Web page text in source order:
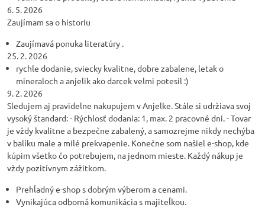
6. 5. 2026
Zaujímam sa o historiu
Zaujímavá ponuka literatúry .
25. 2. 2026
rychle dodanie, sviecky kvalitne, dobre zabalene, letak o
mineraloch a anjelik ako darcek velmi potesil :)
9. 2. 2026
Sledujem aj pravidelne nakupujem v Anjelke. Stále si udržiava svoj
vysoký štandard: - Rýchlosť dodania: 1, max. 2 pracovné dni. - Tovar
je vždy kvalitne a bezpečne zabalený, a samozrejme nikdy nechýba
v balíku male a milé prekvapenie. Konečne som našiel e-shop, kde
kúpim všetko čo potrebujem, na jednom mieste. Každý nákup je
vždy pozitívnym zážitkom.
Prehĺadný e-shop s dobrým výberom a cenami.
Vynikajúca odborná komunikácia s majiteĺkou.